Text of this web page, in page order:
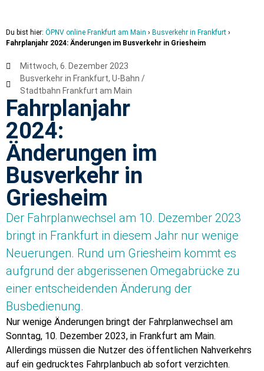
Du bist hier: ÖPNV online Frankfurt am Main › Busverkehr in Frankfurt ›
Fahrplanjahr 2024: Änderungen im Busverkehr in Griesheim
Mittwoch, 6. Dezember 2023
Busverkehr in Frankfurt, U-Bahn /
Stadtbahn Frankfurt am Main
Fahrplanjahr
2024:
Änderungen im
Busverkehr in
Griesheim
Der Fahrplanwechsel am 10. Dezember 2023
bringt in Frankfurt in diesem Jahr nur wenige
Neuerungen. Rund um Griesheim kommt es
aufgrund der abgerissenen Omegabrücke zu
einer entscheidenden Änderung der
Busbedienung.
Nur wenige Änderungen bringt der Fahrplanwechsel am
Sonntag, 10. Dezember 2023, in Frankfurt am Main.
Allerdings müssen die Nutzer des öffentlichen Nahverkehrs
auf ein gedrucktes Fahrplanbuch ab sofort verzichten.